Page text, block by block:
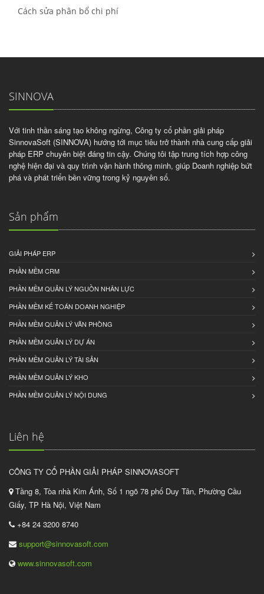
Cách sửa phân bổ chi phí
SINNOVA
Với tinh thần sáng tạo không ngừng, Công ty cổ phần giải pháp
SinnovaSoft (SINNOVA) hướng tới mục tiêu trở thành nhà cung cấp giải
pháp ERP chuyên biệt đáng tin cậy. Chúng tôi tập trung tích hợp công
nghệ hiện đại và quy trình vận hành thông minh, giúp Doanh nghiệp bứt
phá và phát triển bền vững trong kỷ nguyên số.
Sản phẩm
GIẢI PHÁP ERP
PHẦN MỀM CRM
PHẦN MỀM QUẢN LÝ NGUỒN NHÂN LỰC
PHẦN MỀM KẾ TOÁN DOANH NGHIỆP
PHẦN MỀM QUẢN LÝ VĂN PHÒNG
PHẦN MỀM QUẢN LÝ DỰ ÁN
PHẦN MỀM QUẢN LÝ TÀI SẢN
PHẦN MỀM QUẢN LÝ KHO
PHẦN MỀM QUẢN LÝ NỘI DUNG
Liên hệ
CÔNG TY CỔ PHẦN GIẢI PHÁP SINNOVASOFT
Tầng 8, Tòa nhà Kim Ánh, Số 1 ngõ 78 phố Duy Tân, Phường Cầu
Giấy, TP Hà Nội, Việt Nam
+84 24 3200 8740
support@sinnovasoft.com
www.sinnovasoft.com